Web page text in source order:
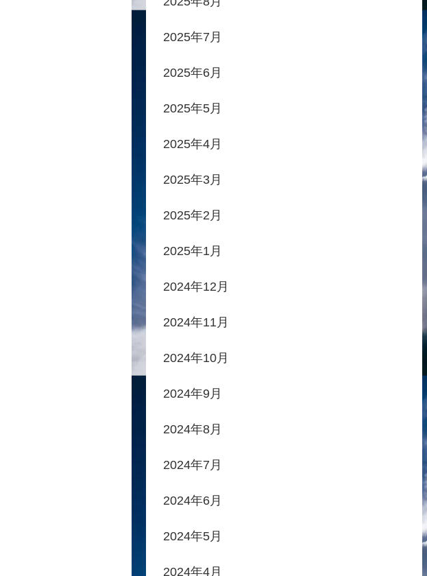
2025年7月
2025年6月
2025年5月
2025年4月
2025年3月
2025年2月
2025年1月
2024年12月
2024年11月
2024年10月
2024年9月
2024年8月
2024年7月
2024年6月
2024年5月
2024年4月